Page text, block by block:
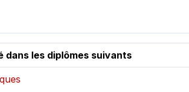
dans les diplômes suivants